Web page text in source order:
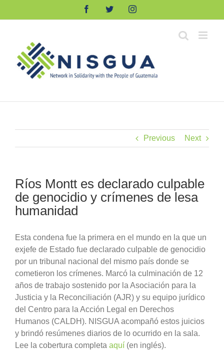
FacebookTwitterInstagram
Previous Next
Ríos Montt es declarado culpable
de genocidio y crímenes de lesa
humanidad
Esta condena fue la primera en el mundo en la que un
exjefe de Estado fue declarado culpable de genocidio
por un tribunal nacional del mismo país donde se
cometieron los crímenes. Marcó la culminación de 12
años de trabajo sostenido por la Asociación para la
Justicia y la Reconciliación (AJR) y su equipo jurídico
del Centro para la Acción Legal en Derechos
Humanos (CALDH). NISGUA acompañó estos juicios
y brindó resúmenes diarios de lo ocurrido en la sala.
Lee la cobertura completa aquí (en inglés).